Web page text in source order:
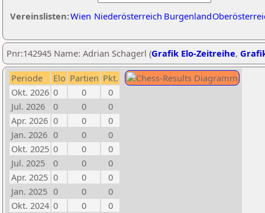
Vereinslisten:Wien Niederösterreich Burgenland
Pnr:142945 Name: Adrian Schagerl (Grafik Elo-Zeitreihe,
Periode Elo Partien Pkt.
Okt. 2026 0 0
0
Jul. 2026
0 0
0
Apr. 2026 0 0
0
Jan. 2026 0 0
0
Okt. 2025 0 0
0
Jul. 2025
0 0
0
Apr. 2025 0 0
0
Jan. 2025 0 0
0
Okt. 2024 0 0
0